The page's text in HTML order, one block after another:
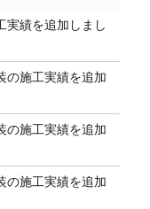
実績を追加しまし
の施工実績を追加
の施工実績を追加
の施工実績を追加